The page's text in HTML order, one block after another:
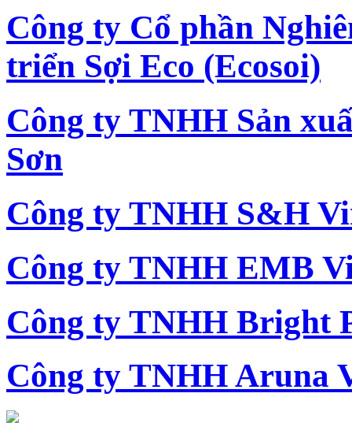
Công ty Cổ phần
triển Sợi Eco (Ecosoi)
Công ty TNHH Sản
Sơn
Công ty TNHH S&H
Công ty TNHH EMB
Công ty TNHH Bright
Công ty TNHH Aruna